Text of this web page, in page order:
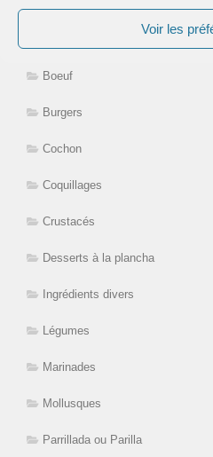
Voir les
Boeuf
Burgers
Cochon
Coquillages
Crustacés
Desserts à la plancha
Ingrédients divers
Légumes
Marinades
Mollusques
Parrillada ou Parilla